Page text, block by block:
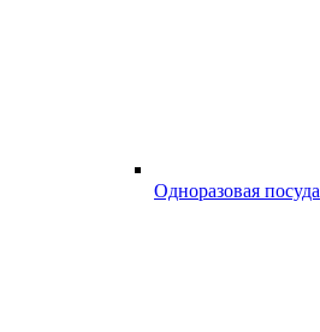
Одноразовая посуда